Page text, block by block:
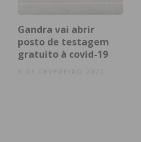
Gandra vai abrir
posto de testagem
gratuito à covid-19